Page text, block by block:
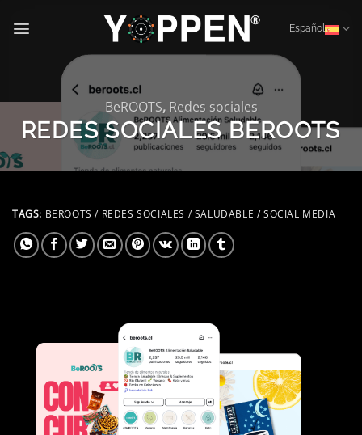
Español
BeROOTS, Redes sociales
REDES SOCIALES BEROOTS
TAGS: BEROOTS / REDES SOCIALES / SALUDABLE / SOCIAL MEDIA